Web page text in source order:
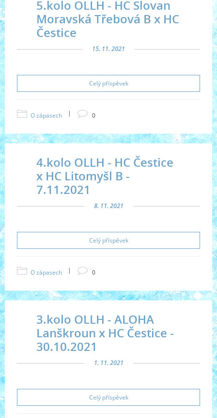
5.kolo OLLH - HC Slovan
Moravská Třebová B x HC
Čestice
15. 11. 2021
Celý příspěvek
O zápasech | 0
4.kolo OLLH - HC Čestice
x HC Litomyšl B -
7.11.2021
8. 11. 2021
Celý příspěvek
O zápasech | 0
3.kolo OLLH - ALOHA
Lanškroun x HC Čestice -
30.10.2021
1. 11. 2021
Celý příspěvek